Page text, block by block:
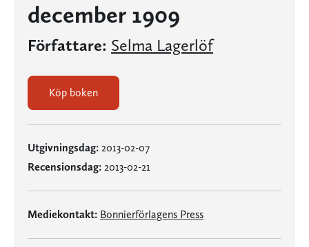
december 1909
Författare: Selma Lagerlöf
Köp boken
Utgivningsdag: 2013-02-07
Recensionsdag: 2013-02-21
Mediekontakt: Bonnierförlagens Press